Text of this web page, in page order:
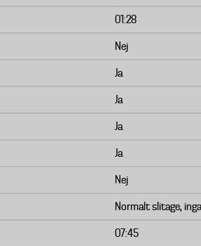
01:28
Nej
Ja
Ja
Ja
Ja
Nej
Normalt slitage,
07:45